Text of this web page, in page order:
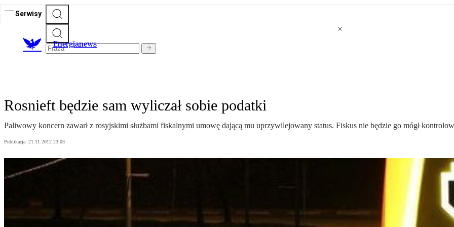
Serwisy
Energianews
Rosnieft będzie sam wyliczał sobie podatki
Paliwowy koncern zawarł z rosyjskimi służbami fiskalnymi umowę dającą mu uprzywilejowany status. Fiskus nie będzie go mógł
Publikacja: 21.11.2012 23:03